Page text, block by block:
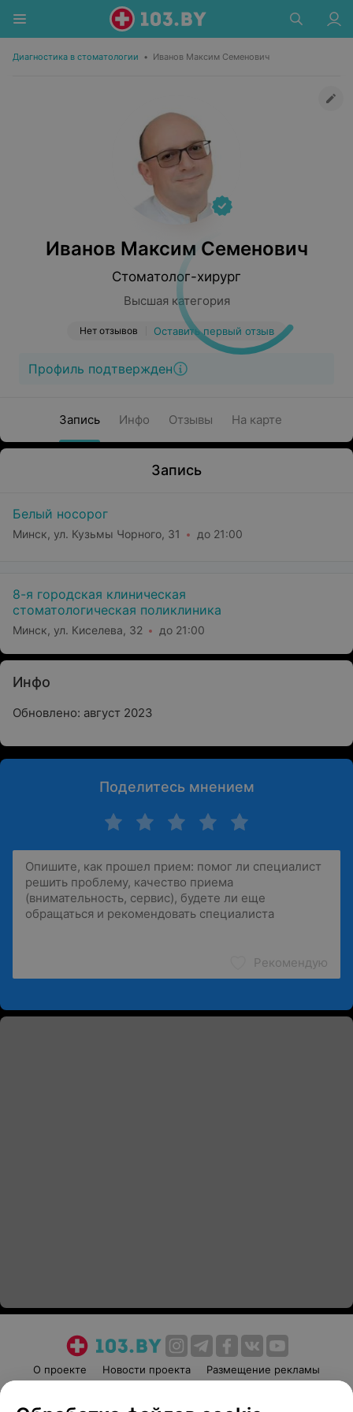
Диагностика в стоматологии • Иванов Максим Семенович
Иванов Максим Семенович
Стоматолог-хирург
Высшая категория
Нет отзывов Оставить первый отзыв
Профиль подтвержден
Запись Инфо Отзывы На карте
Запись
Белый носорог
Минск, ул. Кузьмы Чорного, 31 до 21:00
8-я городская клиническая
стоматологическая поликлиника
Минск, ул. Киселева, 32 до 21:00
Инфо
Обновлено: август 2023
Поделитесь мнением
Рекомендую
О проекте Новости проекта
Размещение рекламы